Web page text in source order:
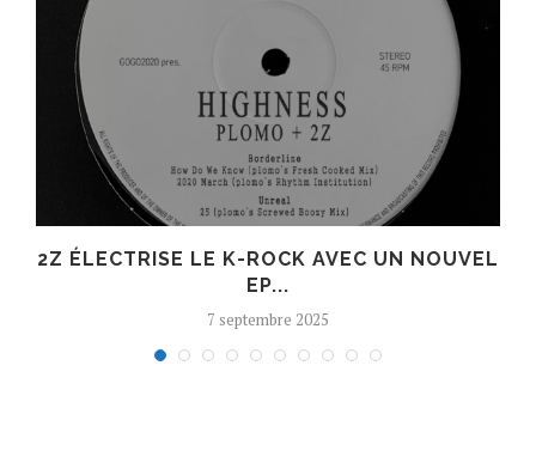
2Z ÉLECTRISE LE K-ROCK AVEC UN NOUVEL
EP...
7 septembre 2025